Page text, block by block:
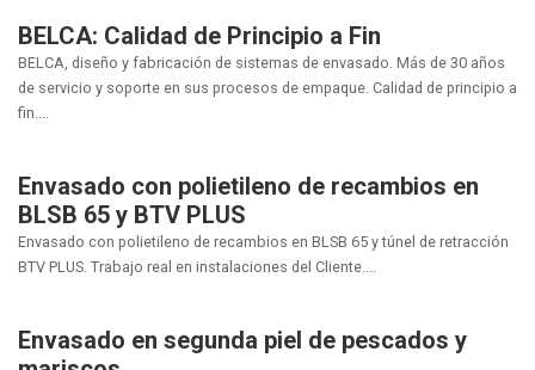
BELCA: Calidad de Principio a Fin
BELCA, diseño y fabricación de sistemas de envasado. Más de 30 años
de servicio y soporte en sus procesos de empaque. Calidad de principio a
fin....
Envasado con polietileno de recambios en
BLSB 65 y BTV PLUS
Envasado con polietileno de recambios en BLSB 65 y túnel de retracción
BTV PLUS. Trabajo real en instalaciones del Cliente....
Envasado en segunda piel de pescados y